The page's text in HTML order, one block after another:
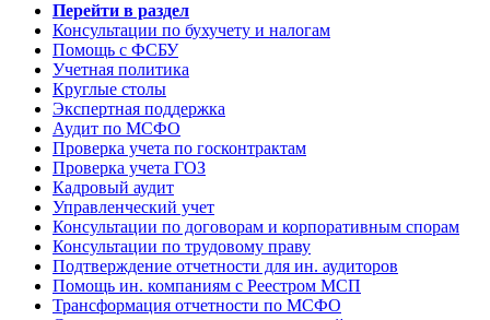
Перейти в раздел
Консультации по бухучету и налогам
Помощь с ФСБУ
Учетная политика
Круглые столы
Экспертная поддержка
Аудит по МСФО
Проверка учета по госконтрактам
Проверка учета ГОЗ
Кадровый аудит
Управленческий учет
Консультации по договорам и корпоративным спорам
Консультации по трудовому праву
Подтверждение отчетности для ин. аудиторов
Помощь ин. компаниям с Реестром МСП
Трансформация отчетности по МСФО